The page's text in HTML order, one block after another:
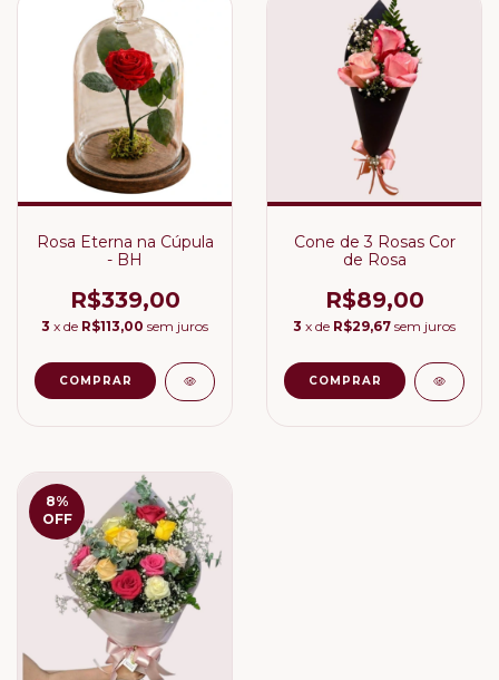
Rosa Eterna na Cúpula
- BH
R$339,00
3 x de R$113,00 sem juros
Cone de 3 Rosas Cor
de Rosa
R$89,00
3 x de R$29,67 sem juros
8%
OFF